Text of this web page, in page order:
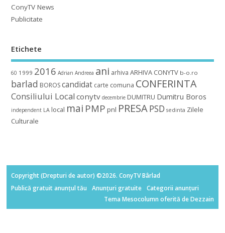
ConyTV News
Publicitate
Etichete
60 1999 2016 Adrian Andreea ani arhiva ARHIVA CONYTV b-o.ro
barlad BOROScandidat carte comuna CONFERINTA
Consiliului Local conytv decembrie DUMITRU Dumitru Boros
independent LA local mai PMP pnl PRESAPSD sedinta Zilele
Culturale
Copyright (Drepturi de autor) ©2026. ConyTV Bârlad
Publică gratuit anunțul tău
Anunțuri gratuite Categorii anunțuri
Tema Mesocolumn oferită de Dezzain